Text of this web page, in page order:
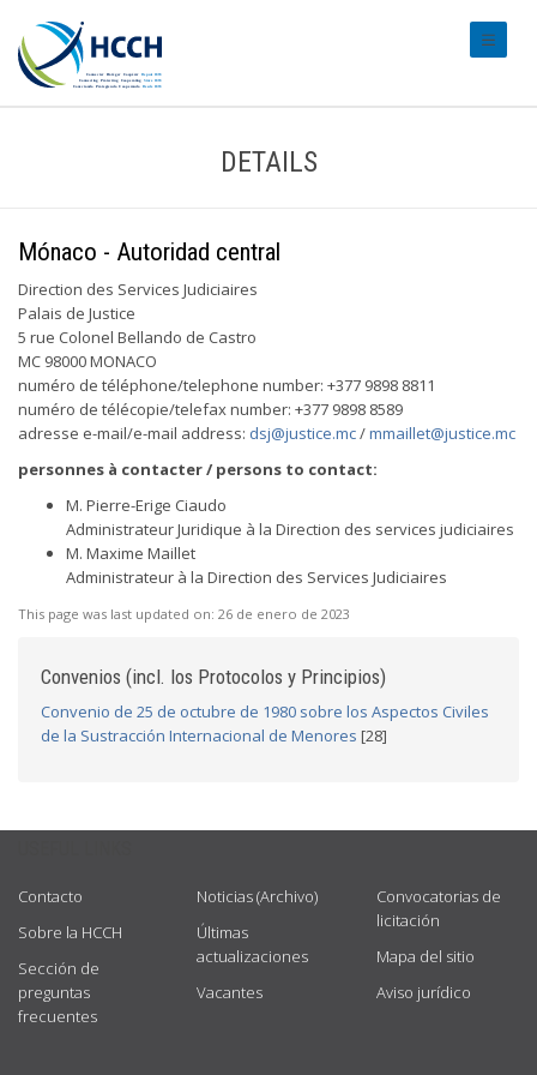
DETAILS
Mónaco - Autoridad central
Direction des Services Judiciaires
Palais de Justice
5 rue Colonel Bellando de Castro
MC 98000 MONACO
numéro de téléphone/telephone number: +377 9898 8811
numéro de télécopie/telefax number: +377 9898 8589
adresse e-mail/e-mail address: dsj@justice.mc/mmaillet@justice.mc
personnes à contacter / persons to contact:
M. Pierre-Erige Ciaudo
Administrateur Juridique à la Direction des services judiciaires
M. Maxime Maillet
Administrateur à la Direction des Services Judiciaires
This page was last updated on: 26 de enero de 2023
Convenios (incl. los Protocolos y Principios)
Convenio de 25 de octubre de 1980 sobre los Aspectos Civiles
de la Sustracción Internacional de Menores [28]
Contacto
Sobre la HCCH
Sección de
preguntas
frecuentes
Noticias (Archivo)
Últimas
actualizaciones
Vacantes
Convocatorias de
licitación
Mapa del sitio
Aviso jurídico